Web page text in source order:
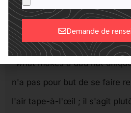
Ces caractéristiques
utilisateurs de Google
recherches telles que "dad
"what makes a dad hat
n'a pas pour but de se faire
l'air tape-à-l'œil ; il s'agit
Demande de
Alternative: